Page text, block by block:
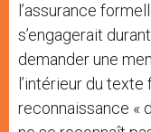
l’assurance
s’engagerait
demander une
l’intérieur du texte
reconnaissance «